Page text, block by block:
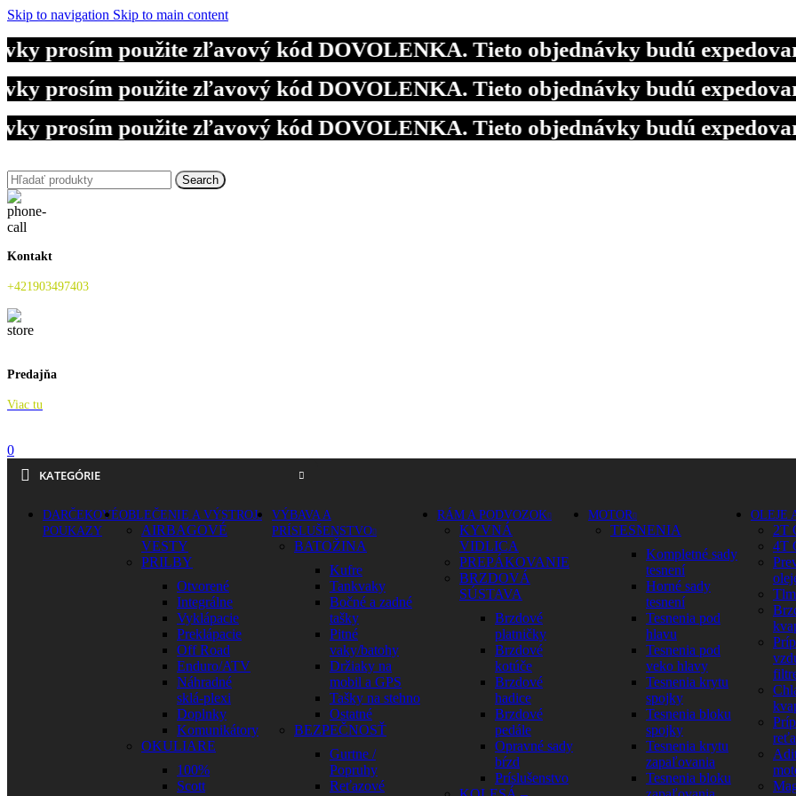
Skip to navigation Skip to main content
použite zľavový kód DOVOLENKA. Tieto objednávky budú expedované
použite zľavový kód DOVOLENKA. Tieto objednávky budú expedované
použite zľavový kód DOVOLENKA. Tieto objednávky budú expedované
Search
Kontakt
+421903497403
Predajňa
Viac tu
0
KATEGÓRIE
DARČEKOVÉ
POUKAZY
OBLEČENIE A VÝSTROJ
AIRBAGOVÉ
VESTY
PRILBY
Otvorené
Integrálne
Vyklápacie
Preklápacie
Off Road
Enduro/ATV
Náhradné
sklá-plexi
Doplnky
Komunikátory
OKULIARE
100%
Scott
VÝBAVA A
PRÍSLUŠENSTVO
BATOŽINA
Kufre
Tankvaky
Bočné a zadné
tašky
Pitné
vaky/batohy
Držiaky na
mobil a GPS
Tašky na stehno
Ostatné
BEZPEČNOSŤ
Gurtne /
Popruhy
Reťazové
RÁM A PODVOZOK
KYVNÁ
VIDLICA
PREPÁKOVANIE
BRZDOVÁ
SÚSTAVA
Brzdové
platničky
Brzdové
kotúče
Brzdové
hadice
Brzdové
pedále
Opravné sady
bŕzd
Príslušenstvo
MOTOR
TESNENIA
Kompletné sady
tesnení
Horné sady
tesnení
Tesnenia pod
hlavu
Tesnenia pod
veko hlavy
Tesnenia krytu
spojky
Tesnenia bloku
spojky
Tesnenia krytu
zapaľovania
Tesnenia bloku
OLEJE
2T
4T